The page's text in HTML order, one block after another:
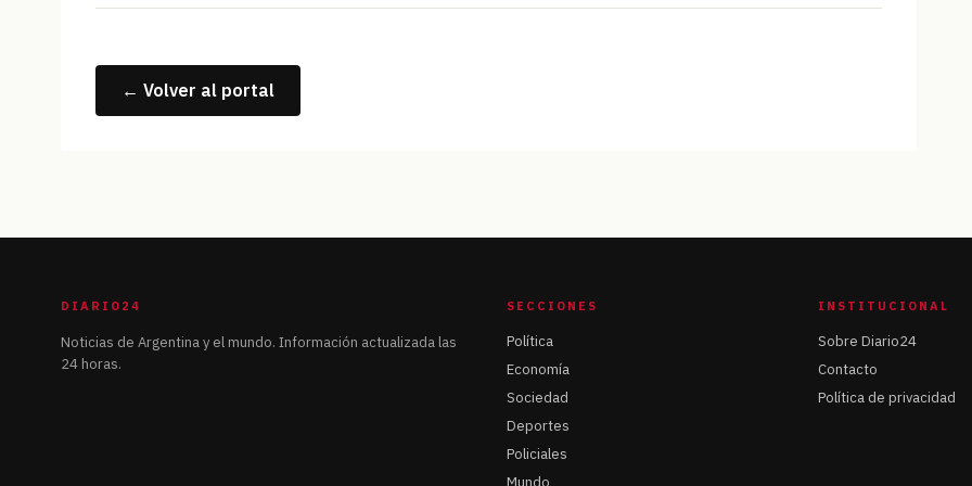
← Volver al portal
DIARIO24
Noticias de Argentina y el mundo. Información actualizada las
24 horas.
SECCIONES
Política
Economía
Sociedad
Deportes
Policiales
INSTITUCIONAL
Sobre Diario24
Contacto
Política de privacidad